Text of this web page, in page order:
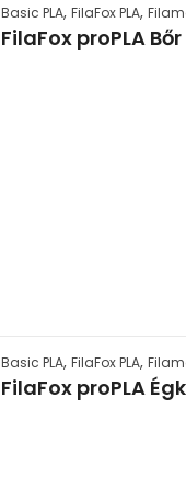
Basic PLA, FilaFox PLA,
FilaFox proPLA
Basic PLA, FilaFox PLA,
FilaFox proPLA